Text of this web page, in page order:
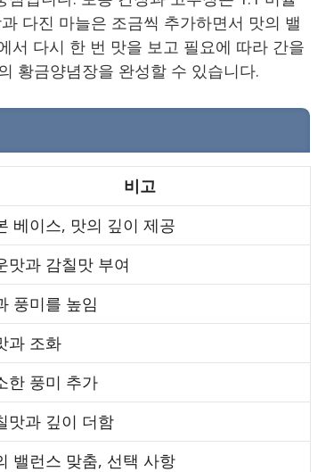
다진 마늘은 조금씩 추가하면서 맛의 밸
서 다시 한 번 맛을 보고 필요에 따라 간을
황금양념장을 완성할 수 있습니다.
비고
베이스, 맛의 깊이 제공
맛과 감칠맛 부여
풍미를 높임
과 조화
한 풍미 추가
맛과 깊이 더함
밸런스 맞춤, 선택 사항